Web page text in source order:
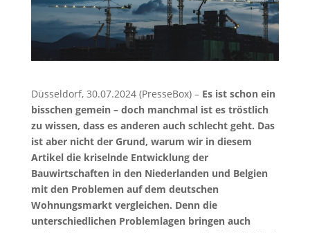
Düsseldorf, 30.07.2024 (PresseBox) – Es ist schon ein
bisschen gemein – doch manchmal ist es tröstlich
zu wissen, dass es anderen auch schlecht geht. Das
ist aber nicht der Grund, warum wir in diesem
Artikel die kriselnde Entwicklung der
Bauwirtschaften in den Niederlanden und Belgien
mit den Problemen auf dem deutschen
Wohnungsmarkt vergleichen. Denn die
unterschiedlichen Problemlagen bringen auch